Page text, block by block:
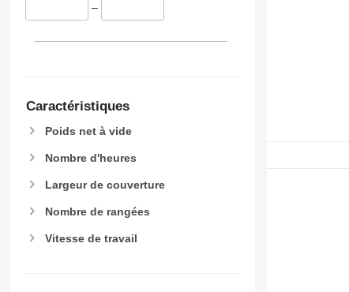
–
Caractéristiques
Poids net à vide
Nombre d'heures
Largeur de couverture
Nombre de rangées
Vitesse de travail